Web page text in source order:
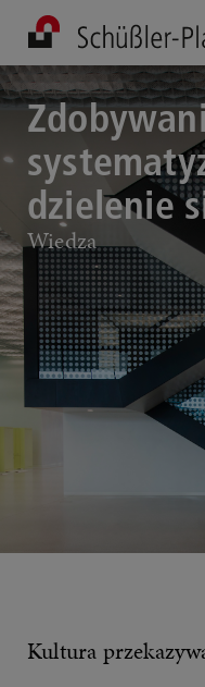
dzielenie
Wiedza
Kultura